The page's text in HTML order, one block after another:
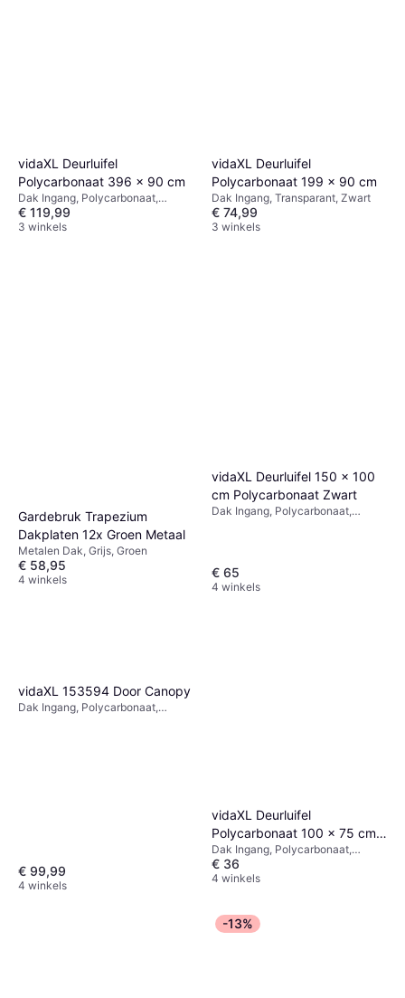
vidaXL Deurluifel
Polycarbonaat 396 x 90 cm
Dak Ingang, Polycarbonaat,
Lengte 2400mm, Zwart
€ 119,99
3 winkels
vidaXL Deurluifel
Polycarbonaat 199 x 90 cm
Dak Ingang, Transparant, Zwart
€ 74,99
3 winkels
Gardebruk Trapezium
Dakplaten 12x Groen Metaal
Metalen Dak, Grijs, Groen
€ 58,95
4 winkels
vidaXL Deurluifel 150 x 100
cm Polycarbonaat Zwart
Dak Ingang, Polycarbonaat,
€ 65
4 winkels
vidaXL 153594 Door Canopy
Dak Ingang, Polycarbonaat,
€ 99,99
4 winkels
vidaXL Deurluifel
Polycarbonaat 100 x 75 cm
Zwart
Dak Ingang, Polycarbonaat,
Breedte 1000mm, Zwart
€ 36
4 winkels
-13%